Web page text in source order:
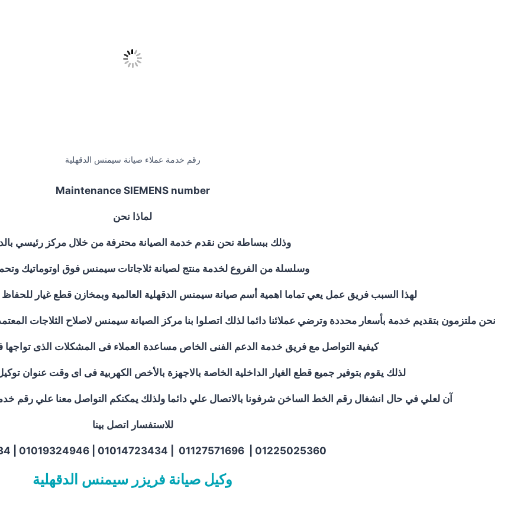
رقم خدمة عملاء صيانة سيمنس الدقهلية
Maintenance SIEMENS number
لماذا نحن
وذلك ببساطة نحن نقدم خدمة الصيانة محترفة من خلال مركز رئيسي
وسلسلة من الفروع لخدمة منتج لصيانة ثلاجاتات سيمنس فوق اوتوماتيك
لهذا السبب فريق عمل يعي تماما اهمية أسم صيانة سيمنس الدقهلية العالمية وبمخازن قطع غيار
نحن ملتزمون بتقديم خدمة بأسعار محددة وترضي عملائنا دائما لذلك اتصلوا بنا مركز الصيانة سيمنس لاصلاح الثلاجات
كيفية التواصل مع فريق خدمة الدعم الفنى الخاص مساعدة العملاء فى المشكلات الذى
لذلك يقوم بتوفير جميع قطع الغيار الداخلية الخاصة بالاجهزة بالأخص الكهربية فى اى وقت عنوان
آن لعلي في حال انشغال رقم الخط الساخن شرفونا بالاتصال علي دائما ولذلك يمكنكم التواصل معنا علي رقم
للاستفسار اتصل بينا
01225025360 | 01127571696 | 01014723434 | 01019324946 | 01200373234
وكيل صيانة فريزر سيمنس الدقهلية